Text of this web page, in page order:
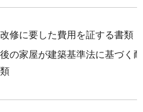
修に要した費用を証する書類
の家屋が建築基準法に基づく